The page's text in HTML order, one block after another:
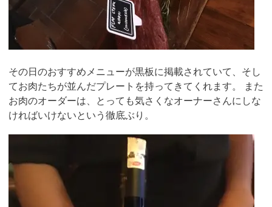
その日のおすすめメニューが黒板に掲載されていて、そし
てお肉たちが並んだプレートを持ってきてくれます。 また
お肉のオーダーは、とっても気さくなオーナーさんにしな
ければいけないという徹底ぶり。